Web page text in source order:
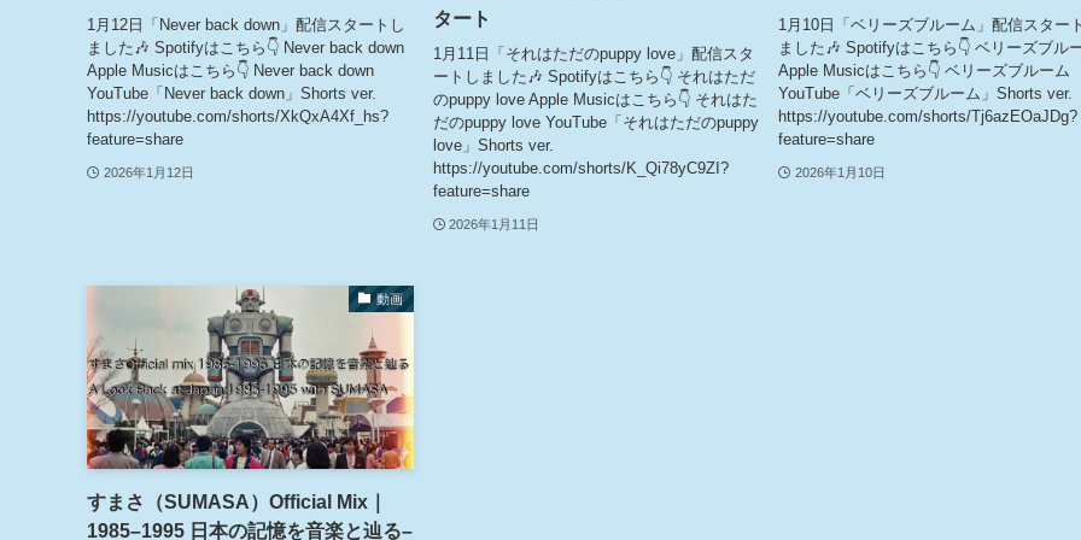
1月12日「Never back down」配信スタートし
ました🎶 Spotifyはこちら👇 Never back down
Apple Musicはこちら👇 Never back down
YouTube「Never back down」Shorts ver.
https://youtube.com/shorts/XkQxA4Xf_hs?
feature=share
2026年1月12日
タート
1月11日「それはただのpuppy love」配信スタ
ートしました🎶 Spotifyはこちら👇 それはただ
のpuppy love Apple Musicはこちら👇 それはた
だのpuppy love YouTube「それはただのpuppy
love」Shorts ver.
https://youtube.com/shorts/K_Qi78yC9ZI?
feature=share
2026年1月11日
1月10日「ベリーズブルーム」配信スター
ました🎶 Spotifyはこちら👇 ベリーズブル
Apple Musicはこちら👇 ベリーズブルーム
YouTube「ベリーズブルーム」Shorts ver.
https://youtube.com/shorts/Tj6azEOaJDg?
feature=share
2026年1月10日
動画
すまさ（SUMASA）Official Mix｜
1985–1995 日本の記憶を音楽と辿る–